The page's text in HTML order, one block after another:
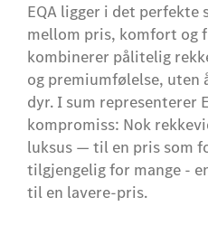
EQA ligger i det
mellom pris, komfort og
kombinerer pålitelig
og premiumfølelse,
dyr. I sum representerer
kompromiss: Nok
luksus — til en pris som
tilgjengelig for mange -
til en lavere-pris.